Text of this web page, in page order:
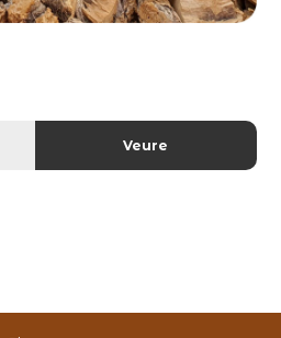
Veure